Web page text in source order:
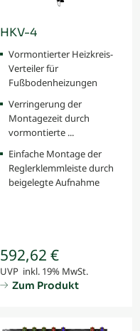
HKV-4
Vormontierter Heizkreis-
Verteiler für
Fußbodenheizungen
Verringerung der
Montagezeit durch
vormontierte ...
Einfache Montage der
Reglerklemmleiste durch
beigelegte Aufnahme
592,62 €
UVP inkl. 19% MwSt.
Zum Produkt